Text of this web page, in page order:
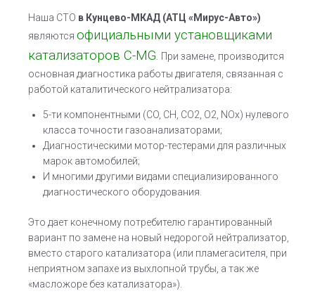
Наша СТО в Кунцево-МКАД (АТЦ «Мирус-Авто»)
являются официальными установщиками
катализаторов C-MG. При замене, производится
основная диагностика работы двигателя, связанная с
работой каталитического нейтрализатора:
5-ти компонентными (CO, CH, CO2, O2, NOx) нулевого
класса точности газоанализаторами;
Диагностическими мотор-тестерами для различных
марок автомобилей;
И многими другими видами специализированного
диагностического оборудования.
Это дает конечному потребителю гарантированный
вариант по замене на новый недорогой нейтрализатор,
вместо старого катализатора (или пламегасителя, при
неприятном запахе из выхлопной трубы, а так же
«масложоре без катализатора»).